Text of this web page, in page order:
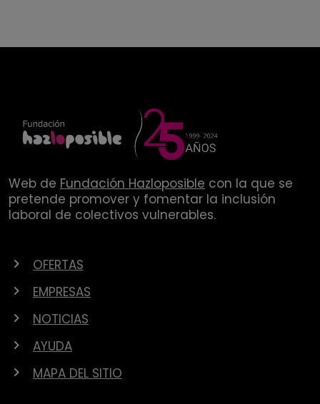
Web de Fundación Hazloposible con la que se
pretende promover y fomentar la inclusión
laboral de colectivos vulnerables.
OFERTAS
EMPRESAS
NOTICIAS
AYUDA
MAPA DEL SITIO